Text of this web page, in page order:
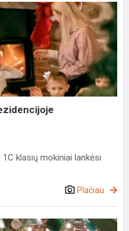
klasių mokiniai lankėsi
Plačiau